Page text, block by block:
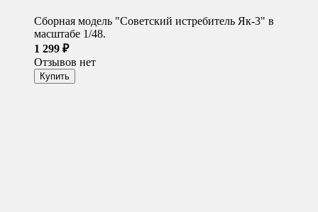
Сборная модель "Советский истребитель Як-3" в
масштабе 1/48.
1 299 ₽
Отзывов нет